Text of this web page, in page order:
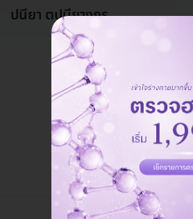
ปนียา ตปนียางกูร
แอดมินพร้อมดูแลคุณทุก
คุยกับแอดมิน